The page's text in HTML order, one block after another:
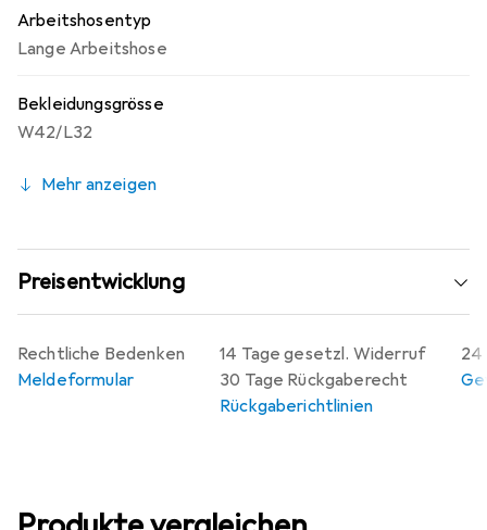
Arbeitshosentyp
Lange Arbeitshose
Bekleidungsgrösse
W42/L32
Mehr anzeigen
Preisentwicklung
14 Tage gesetzl. Widerruf
30 Tage Rückgaberecht
Rückgaberichtlinien
24
Rechtliche Bedenken
Meldeformular